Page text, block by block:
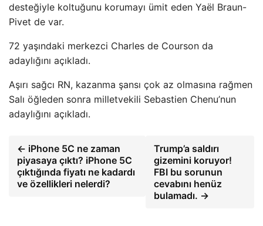
desteğiyle koltuğunu korumayı ümit eden Yaël Braun-
Pivet de var.
72 yaşındaki merkezci Charles de Courson da
adaylığını açıkladı.
Aşırı sağcı RN, kazanma şansı çok az olmasına rağmen
Salı öğleden sonra milletvekili Sebastien Chenu’nun
adaylığını açıkladı.
← iPhone 5C ne zaman
piyasaya çıktı? iPhone 5C
çıktığında fiyatı ne kadardı
ve özellikleri nelerdi?
Trump’a saldırı
gizemini koruyor!
FBI bu sorunun
cevabını henüz
bulamadı. →